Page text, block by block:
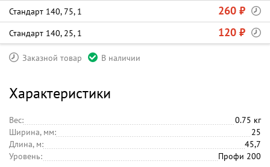
Стандарт 140, 75, 1 260 ₽
Стандарт 140, 25, 1 120 ₽
Заказной товар В наличии
Характеристики
Вес:
0.75 кг
Ширина, мм:
25
Длина, м:
45,7
Уровень:
Профи 200